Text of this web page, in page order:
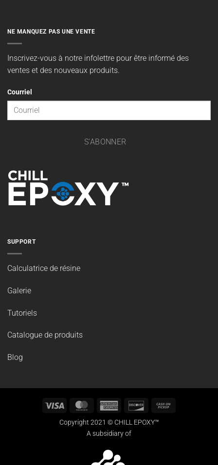
SUPPORT
Calculatrice de résine
Galerie
Tutoriels
Catalogue de produits
Blog
NE MANQUEZ PAS UNE VENTE
Inscrivez-vous à notre infolettre pour être informé des
ventes et des nouveaux produits.
Courriel
S'ABONNER
Visa MasterCardAmerican
Discover
Copyright 2021 © CHILL EPOXY™
A subsidiary of